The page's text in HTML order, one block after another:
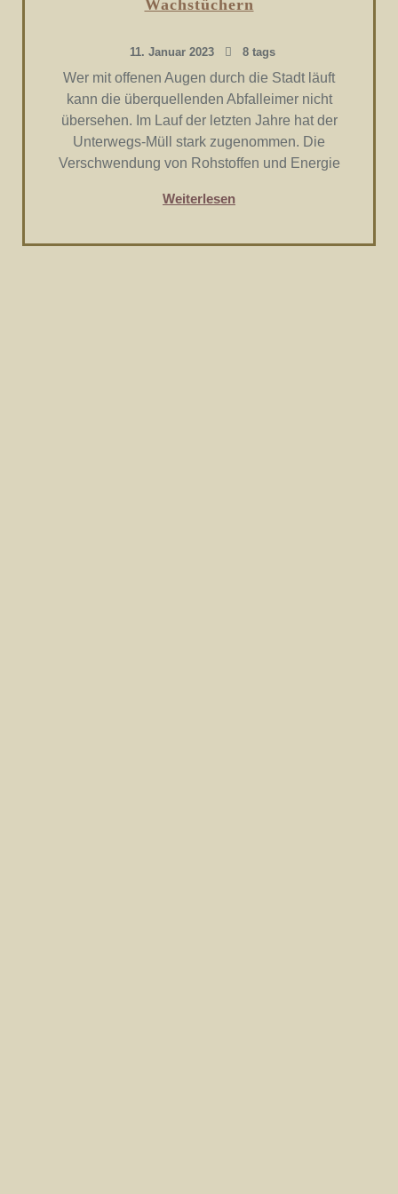
Wachstüchern
11. Januar 2023 8 tags
Wer mit offenen Augen durch die Stadt läuft
kann die überquellenden Abfalleimer nicht
übersehen. Im Lauf der letzten Jahre hat der
Unterwegs-Müll stark zugenommen. Die
Verschwendung von Rohstoffen und Energie
Weiterlesen